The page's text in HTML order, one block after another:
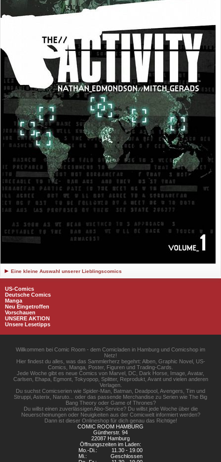
Eine kleine Auswahl unserer Lieblingscomics
US-Comics
Deutsche Comics
Manga
Neu Eingetroffen
Vorschauen
UNSERE AKTION
Unsere Lesetipps
Willkommen bei Comic Room - dem Comicladen in Hamburg und Comicshop im
Netz!
Hier findest du alles, was das Sammlerherz begehrt: Alben, Graphic Novel, US-
Comics, Manga, Poster, Figuren und Trading-Cards.
Jede Woche gibt es neue Comics von Marvel, DC, Dark Horse, Image, Avatar,
Carlsen, Ehapa, Egmont, Tokyopop, Splitter, Reprodukt, Avant und vielen anderen
Verlagen.
Du suchst Comicserien wie Spider-Man, Batman, Deadpool, Avengers, Tim und
Struppi, Asterix, Naruto... oder das passende Merchandise zu Serien wie The Big
Bang Theory oder Game of Thrones?
Du willst einen zuverlässigen Abo-Service? Du willst jede Woche über die
Neuerscheinungen oder Neuigkeiten aus der Comicwelt informiert werden?
Dann ist dieser Onlineshop für dich genau das Richtige!
COMIC ROOM HAMBURG
Güntherstr. 94
22087 Hamburg
Öffnungszeiten im Laden:
Mo.-Di.:
11.30 - 19.00
Mi.:
Geschlossen